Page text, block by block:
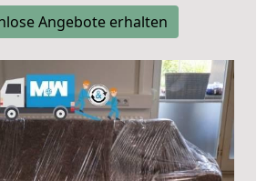
Angebote erhalten